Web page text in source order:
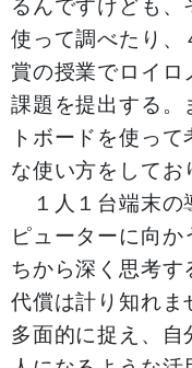
使って調べたり
賞の授業でロイロ
課題を提出する。
トボードを使っ
な使い方をしてお
１人１台端末の
ピューターに向
ちから深く思考
代償は計り知れま
多面的に捉え、